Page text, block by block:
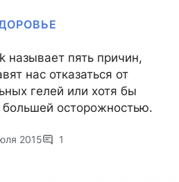
называет пять причин,
нас отказаться от
гелей или хотя бы
большей осторожностью.
2015 1